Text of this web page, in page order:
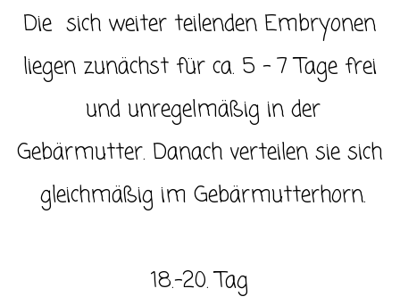
Die sich weiter teilenden Embryonen
liegen zunächst für ca. 5 – 7 Tage frei
und unregelmäßig in der
Gebärmutter. Danach verteilen sie sich
gleichmäßig im Gebärmutterhorn.
18.-20. Tag